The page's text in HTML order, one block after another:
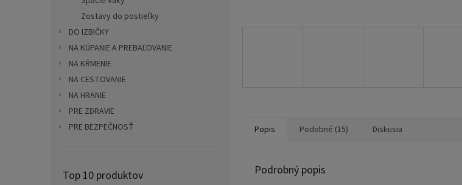
Zostavy do postieľky
DO IZBIČKY
NA KÚPANIE A PREBAĽOVANIE
NA KŔMENIE
NA CESTOVANIE
NA HRANIE
PRE ZDRAVIE
PRE BEZPEČNOSŤ
Top 10 produktov
Popis Podobné (15) Diskusia
Podrobný popis